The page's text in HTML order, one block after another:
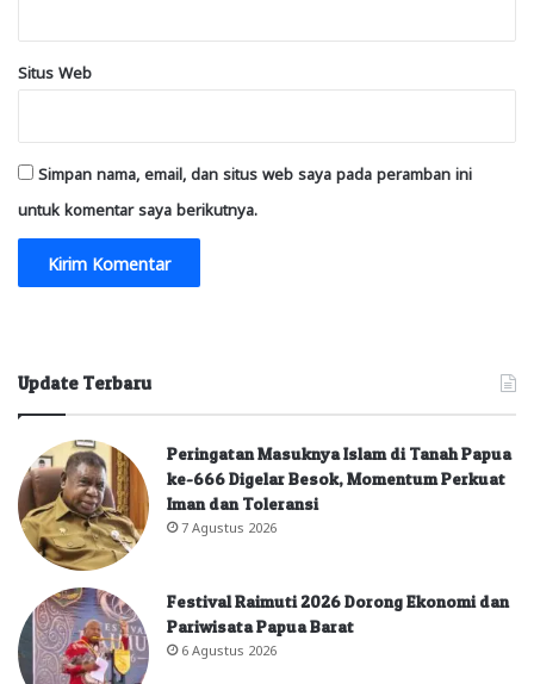
Situs Web
Simpan nama, email, dan situs web saya pada peramban ini
untuk komentar saya berikutnya.
Update Terbaru
Peringatan Masuknya Islam di Tanah Papua
ke-666 Digelar Besok, Momentum Perkuat
Iman dan Toleransi
7 Agustus 2026
Festival Raimuti 2026 Dorong Ekonomi dan
Pariwisata Papua Barat
6 Agustus 2026